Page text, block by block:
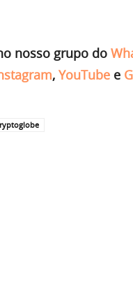
nosso grupo do
, YouTube e